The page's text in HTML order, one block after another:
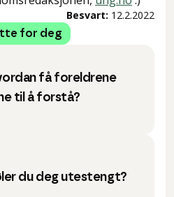
Besvart: 12.2.2022
for deg
få foreldrene
til å forstå?
du deg utestengt?